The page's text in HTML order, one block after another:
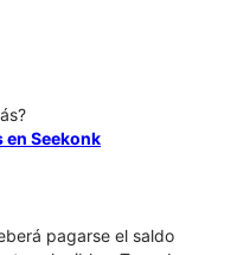
en Seekonk
pagarse el saldo